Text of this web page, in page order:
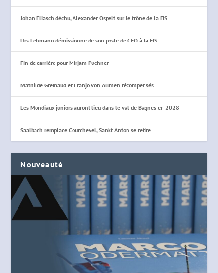
Johan Eliasch déchu, Alexander Ospelt sur le trône de la FIS
Urs Lehmann démissionne de son poste de CEO à la FIS
Fin de carrière pour Mirjam Puchner
Mathilde Gremaud et Franjo von Allmen récompensés
Les Mondiaux juniors auront lieu dans le val de Bagnes en 2028
Saalbach remplace Courchevel, Sankt Anton se retire
Nouveauté